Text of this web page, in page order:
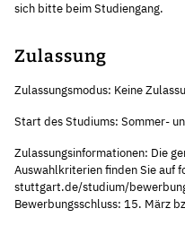
sich bitte beim Studiengang.
Zulassung
Zulassungsmodus: Keine
Start des Studiums: Sommer-
Zulassungsinformationen: Die
Auswahlkriterien finden Sie auf
stuttgart.de/studium/
Bewerbungsschluss: 15. März